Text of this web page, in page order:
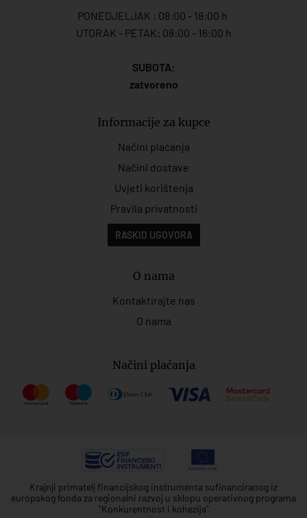
PONEDJELJAK : 08:00 - 18:00 h
UTORAK - PETAK: 08:00 - 16:00 h
SUBOTA:
zatvoreno
Informacije za kupce
Načini plaćanja
Načini dostave
Uvjeti korištenja
Pravila privatnosti
RASKID UGOVORA
O nama
Kontaktirajte nas
O nama
Načini plaćanja
Krajnji primatelj financijskog instrumenta sufinanciranog iz
europskog fonda za regionalni razvoj u sklopu operativnog programa
"Konkurentnost i kohezija"